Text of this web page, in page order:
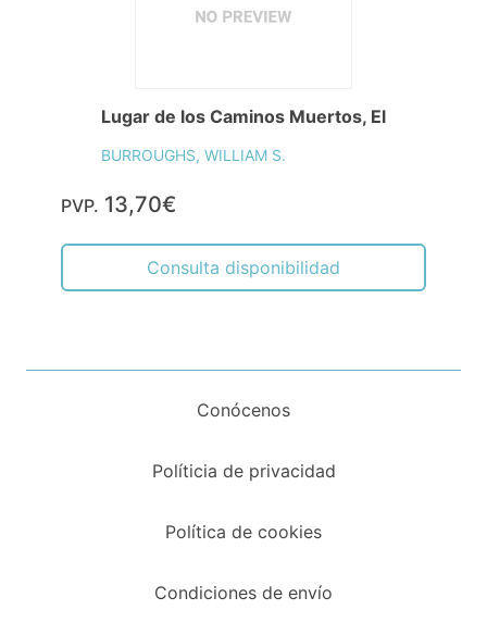
Lugar de los Caminos Muertos, El
BURROUGHS, WILLIAM S.
PVP. 13,70€
Consulta disponibilidad
Conócenos
Políticia de privacidad
Política de cookies
Condiciones de envío